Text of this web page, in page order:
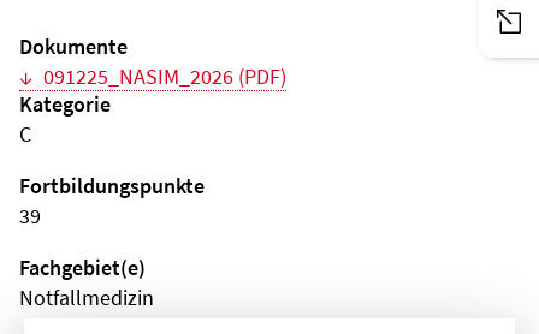
Dokumente
091225_NASIM_2026 (PDF)
Kategorie
C
Fortbildungspunkte
39
Fachgebiet(e)
Notfallmedizin